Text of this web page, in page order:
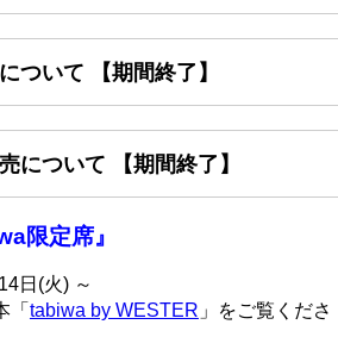
ついて 【期間終了】
について 【期間終了】
限定席』
日(火) ～
「 tabiwa by WESTER 」
をご覧くださ